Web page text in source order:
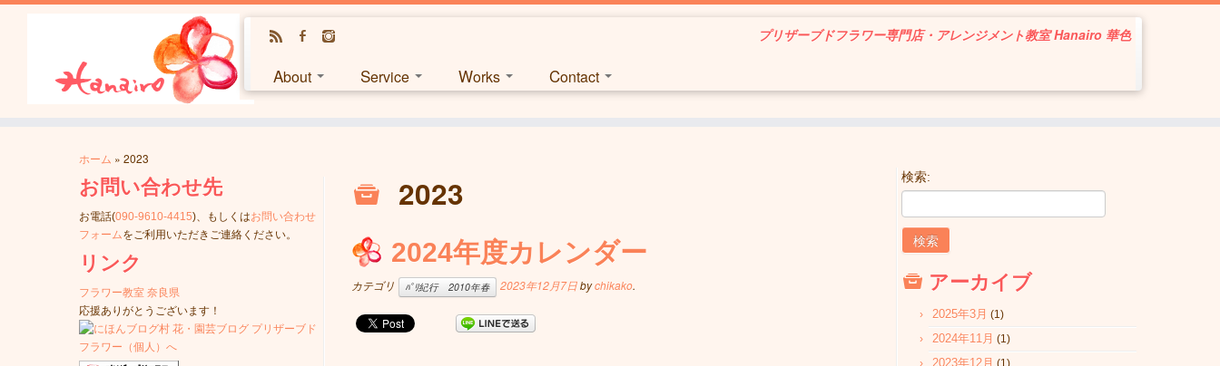
プリザーブドフラワー専門店・アレンジメント教室 Hanairo 華色
About Service Works Contact
ホーム » 2023
お問い合わせ先
お電話(090-9610-4415)、もしくはお問い合わせ
フォームをご利用いただきご連絡ください。
リンク
フラワー教室 奈良県
応援ありがとうございます！
2023
2024年度カレンダー
カテゴリ ﾊﾟﾘ紀行 2010年春 2023年12月7日bychikako.
検索:
アーカイブ
2025年3月 (1)
2024年11月 (1)
2023年12月 (1)